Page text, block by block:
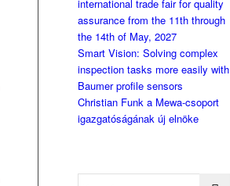
international trade fair for quality
assurance from the 11th through
the 14th of May, 2027
Smart Vision: Solving complex
inspection tasks more easily with
Baumer profile sensors
Christian Funk a Mewa-csoport
igazgatóságának új elnöke